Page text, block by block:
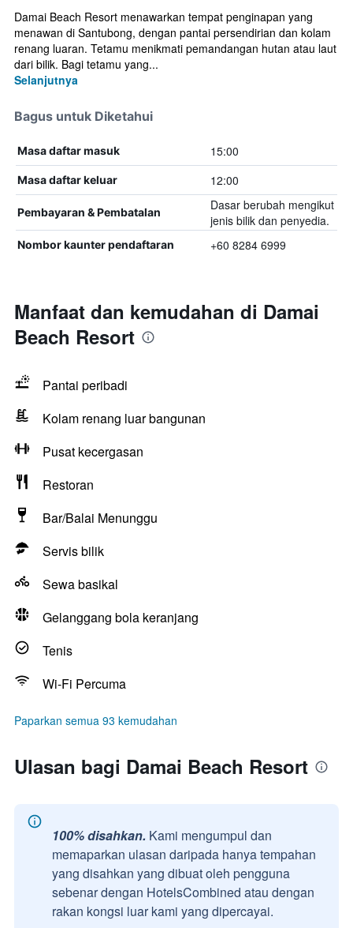
Damai Beach Resort menawarkan tempat penginapan yang
menawan di Santubong, dengan pantai persendirian dan kolam
renang luaran. Tetamu menikmati pemandangan hutan atau laut
dari bilik. Bagi tetamu yang...
Selanjutnya
Bagus untuk Diketahui
Masa daftar masuk 15:00
Masa daftar keluar 12:00
Pembayaran & Pembatalan
Dasar berubah mengikut
jenis bilik dan penyedia.
Nombor kaunter pendaftaran +60 8284 6999
Manfaat dan kemudahan di Damai
Beach Resort
Pantai peribadi
Kolam renang luar bangunan
Pusat kecergasan
Restoran
Bar/Balai Menunggu
Servis bilik
Sewa basikal
Gelanggang bola keranjang
Tenis
Wi-Fi Percuma
Paparkan semua 93 kemudahan
Ulasan bagi Damai Beach Resort
100% disahkan. Kami mengumpul dan
memaparkan ulasan daripada hanya tempahan
yang disahkan yang dibuat oleh pengguna
sebenar dengan HotelsCombined atau dengan
rakan kongsi luar kami yang dipercayai.